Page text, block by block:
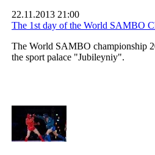
22.11.2013 21:00
The 1st day of the World SAMBO
The World SAMBO championship
the sport palace "Jubileyniy".